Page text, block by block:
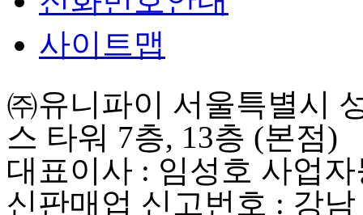
사이트맵
㈜유니파이 서울특별시
스 타워 7층, 13층 (본점)
대표이사 : 임성호 사업
신판매업 신고번호 : 강